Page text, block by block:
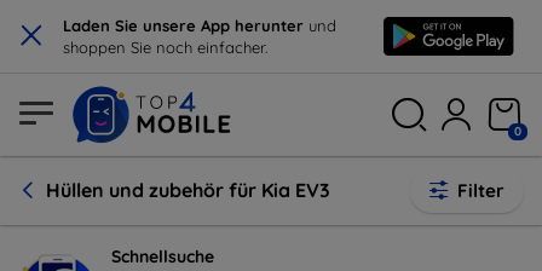
× Laden Sie unsere App herunter und
shoppen Sie noch einfacher.
0
Hüllen und zubehör für Kia EV3 Filter
Schnellsuche